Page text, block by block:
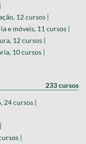
12 cursos |
e móveis, 11 cursos |
12 cursos |
10 cursos |
233 cursos
24 cursos |
|